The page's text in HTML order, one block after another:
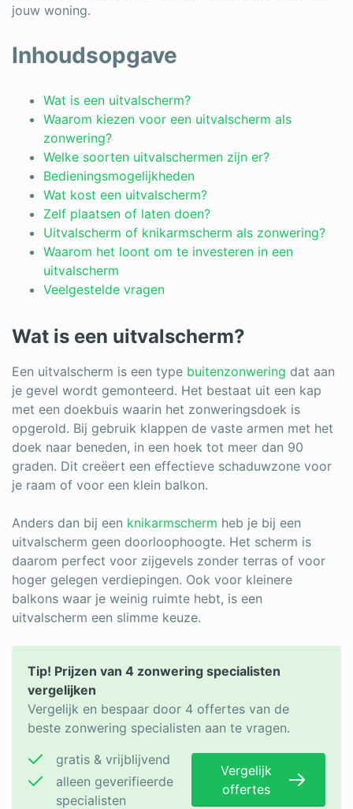
Bent u een vakspecialist?
jouw woning.
Inhoudsopgave
Wat is een uitvalscherm?
Waarom kiezen voor een uitvalscherm als
zonwering?
Welke soorten uitvalschermen zijn er?
Bedieningsmogelijkheden
Wat kost een uitvalscherm?
Zelf plaatsen of laten doen?
Uitvalscherm of knikarmscherm als zonwering?
Waarom het loont om te investeren in een
uitvalscherm
Veelgestelde vragen
Wat is een uitvalscherm?
Een uitvalscherm is een type buitenzonwering dat aan
je gevel wordt gemonteerd. Het bestaat uit een kap
met een doekbuis waarin het zonweringsdoek is
opgerold. Bij gebruik klappen de vaste armen met het
doek naar beneden, in een hoek tot meer dan 90
graden. Dit creëert een effectieve schaduwzone voor
je raam of voor een klein balkon.
Anders dan bij een knikarmscherm heb je bij een
uitvalscherm geen doorloophoogte. Het scherm is
daarom perfect voor zijgevels zonder terras of voor
hoger gelegen verdiepingen. Ook voor kleinere
balkons waar je weinig ruimte hebt, is een
uitvalscherm een slimme keuze.
Tip! Prijzen van 4 zonwering specialisten
vergelijken
Vergelijk en bespaar door 4 offertes van de
beste zonwering specialisten aan te vragen.
gratis & vrijblijvend
alleen geverifieerde
specialisten
Vergelijk
offertes